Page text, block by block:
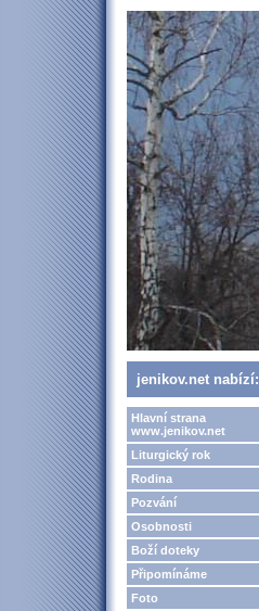
jenikov.net nabízí:
Hlavní strana
www.jenikov.net
Liturgický rok
Rodina
Pozvání
Osobnosti
Boží doteky
Připomínáme
Foto